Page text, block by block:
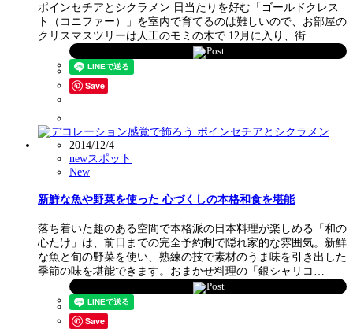
ポインセチアとシクラメン 日当たりを好む「ゴールドクレス
ト（コニファー）」を室内で育てるのは難しいので、お部屋の
クリスマスツリーは人工のモミの木で 12月に入り、街…
Post
Save
2014/12/4
newスポット
New
新鮮な魚や野菜を使った 心づくしの本格和食を堪能
落ち着いた趣のある空間で本格派の日本料理が楽しめる「和の
心たけ」は、前日までの完全予約制で隠れ家的な雰囲気。新鮮
な魚と旬の野菜を使い、熟練の技で素材のうま味を引き出した
季節の味を堪能できます。おまかせ料理の「銀シャリコ…
Post
Save